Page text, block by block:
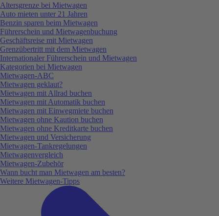
Altersgrenze bei Mietwagen
Auto mieten unter 21 Jahren
Benzin sparen beim Mietwagen
Führerschein und Mietwagenbuchung
Geschäftsreise mit Mietwagen
Grenzübertritt mit dem Mietwagen
Internationaler Führerschein und Mietwagen
Kategorien bei Mietwagen
Mietwagen-ABC
Mietwagen geklaut?
Mietwagen mit Allrad buchen
Mietwagen mit Automatik buchen
Mietwagen mit Einwegmiete buchen
Mietwagen ohne Kaution buchen
Mietwagen ohne Kreditkarte buchen
Mietwagen und Versicherung
Mietwagen-Tankregelungen
Mietwagenvergleich
Mietwagen-Zubehör
Wann bucht man Mietwagen am besten?
Weitere Mietwagen-Tipps